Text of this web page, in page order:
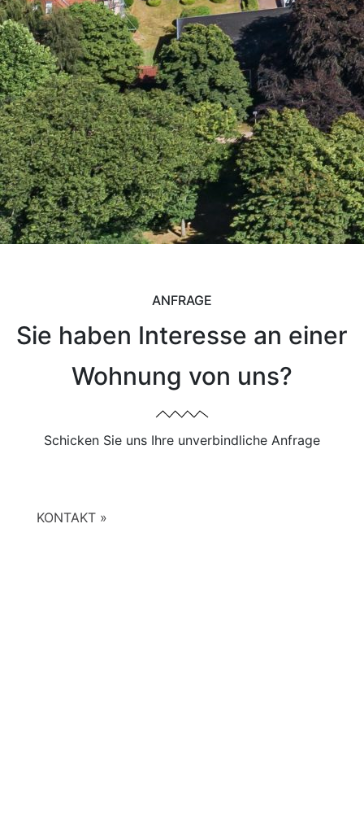
ANFRAGE
Sie haben Interesse an einer
Wohnung von uns?
Schicken Sie uns Ihre unverbindliche Anfrage
KONTAKT »